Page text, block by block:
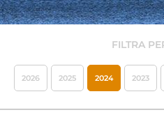
FILTRA
2026 2025 2024 2023